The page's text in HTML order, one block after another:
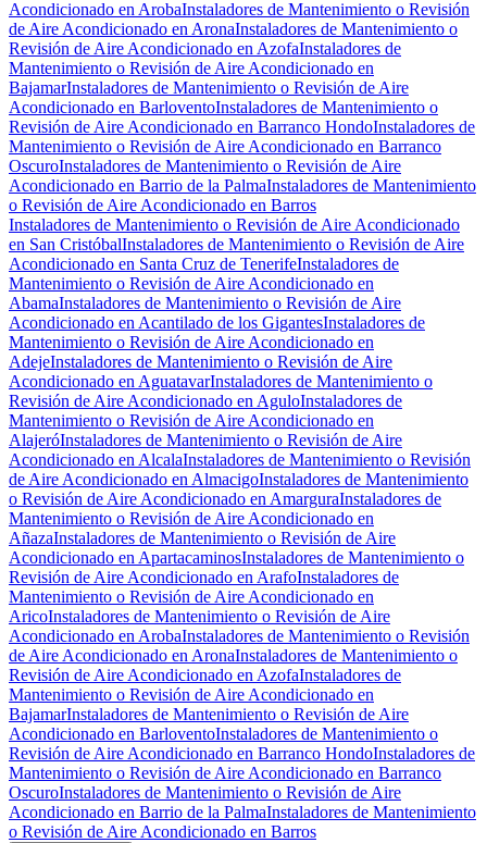
Acondicionado en ArobaInstaladores de Mantenimiento o Revisión
de Aire Acondicionado en AronaInstaladores de Mantenimiento o
Revisión de Aire Acondicionado en AzofaInstaladores de
Mantenimiento o Revisión de Aire Acondicionado en
BajamarInstaladores de Mantenimiento o Revisión de Aire
Acondicionado en BarloventoInstaladores de Mantenimiento o
Revisión de Aire Acondicionado en Barranco HondoInstaladores de
Mantenimiento o Revisión de Aire Acondicionado en Barranco
OscuroInstaladores de Mantenimiento o Revisión de Aire
Acondicionado en Barrio de la PalmaInstaladores de Mantenimiento
o Revisión de Aire Acondicionado en Barros
Instaladores de Mantenimiento o Revisión de Aire Acondicionado
en San CristóbalInstaladores de Mantenimiento o Revisión de Aire
Acondicionado en Santa Cruz de TenerifeInstaladores de
Mantenimiento o Revisión de Aire Acondicionado en
AbamaInstaladores de Mantenimiento o Revisión de Aire
Acondicionado en Acantilado de los GigantesInstaladores de
Mantenimiento o Revisión de Aire Acondicionado en
AdejeInstaladores de Mantenimiento o Revisión de Aire
Acondicionado en AguatavarInstaladores de Mantenimiento o
Revisión de Aire Acondicionado en AguloInstaladores de
Mantenimiento o Revisión de Aire Acondicionado en
AlajeróInstaladores de Mantenimiento o Revisión de Aire
Acondicionado en AlcalaInstaladores de Mantenimiento o Revisión
de Aire Acondicionado en AlmacigoInstaladores de Mantenimiento
o Revisión de Aire Acondicionado en AmarguraInstaladores de
Mantenimiento o Revisión de Aire Acondicionado en
AñazaInstaladores de Mantenimiento o Revisión de Aire
Acondicionado en ApartacaminosInstaladores de Mantenimiento o
Revisión de Aire Acondicionado en ArafoInstaladores de
Mantenimiento o Revisión de Aire Acondicionado en
AricoInstaladores de Mantenimiento o Revisión de Aire
Acondicionado en ArobaInstaladores de Mantenimiento o Revisión
de Aire Acondicionado en AronaInstaladores de Mantenimiento o
Revisión de Aire Acondicionado en AzofaInstaladores de
Mantenimiento o Revisión de Aire Acondicionado en
BajamarInstaladores de Mantenimiento o Revisión de Aire
Acondicionado en BarloventoInstaladores de Mantenimiento o
Revisión de Aire Acondicionado en Barranco HondoInstaladores de
Mantenimiento o Revisión de Aire Acondicionado en Barranco
OscuroInstaladores de Mantenimiento o Revisión de Aire
Acondicionado en Barrio de la PalmaInstaladores de Mantenimiento
o Revisión de Aire Acondicionado en Barros